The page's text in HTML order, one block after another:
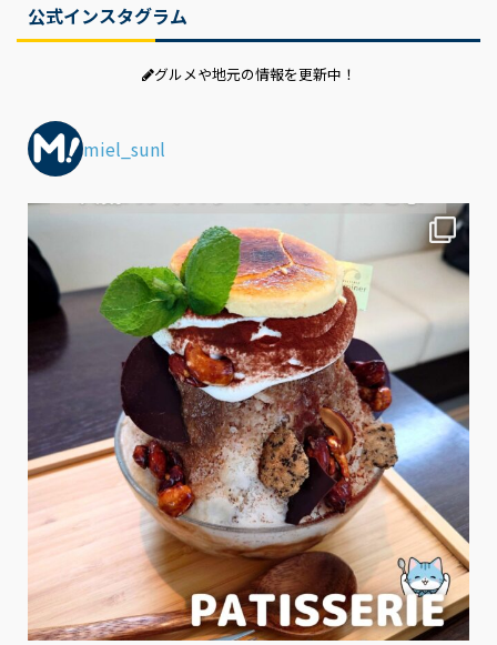
公式インスタグラム
グルメや地元の情報を更新中！
miel_sunl